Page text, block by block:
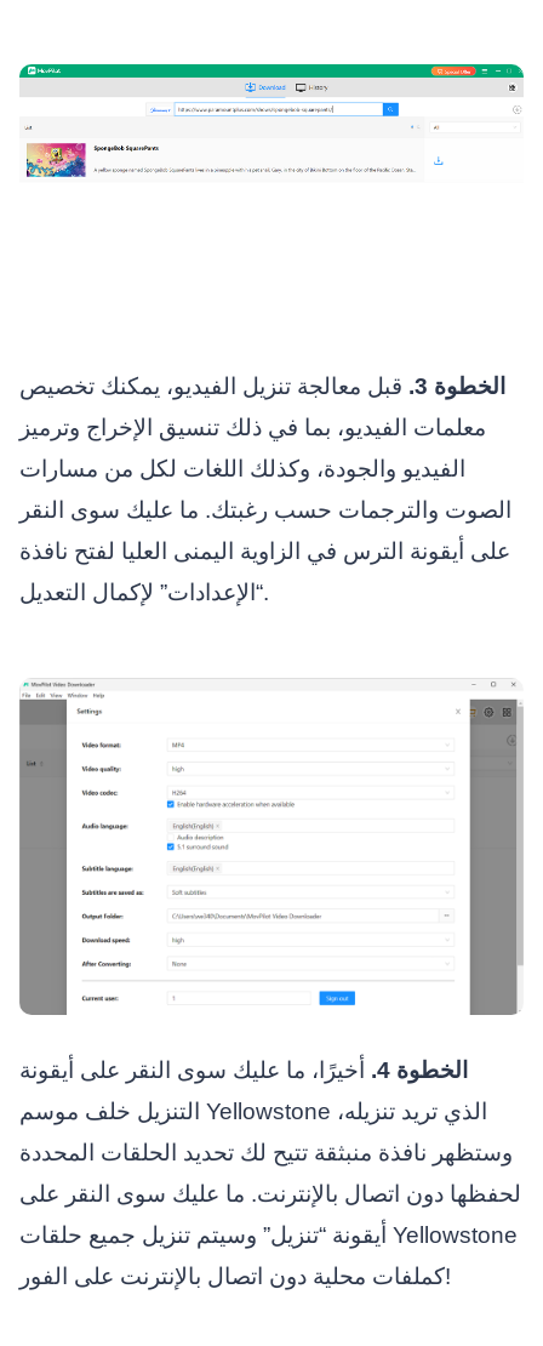
الخطوة 3.
قبل معالجة تنزيل الفيديو، يمكنك تخصيص
معلمات الفيديو، بما في ذلك تنسيق الإخراج وترميز
الفيديو والجودة، وكذلك اللغات لكل من مسارات
الصوت والترجمات حسب رغبتك. ما عليك سوى النقر
على أيقونة الترس في الزاوية اليمنى العليا لفتح نافذة
“الإعدادات” لإكمال التعديل.
الخطوة 4.
أخيرًا، ما عليك سوى النقر على أيقونة
التنزيل خلف موسم Yellowstone الذي تريد تنزيله،
وستظهر نافذة منبثقة تتيح لك تحديد الحلقات المحددة
لحفظها دون اتصال بالإنترنت. ما عليك سوى النقر على
أيقونة “تنزيل” وسيتم تنزيل جميع حلقات Yellowstone
كملفات محلية دون اتصال بالإنترنت على الفور!